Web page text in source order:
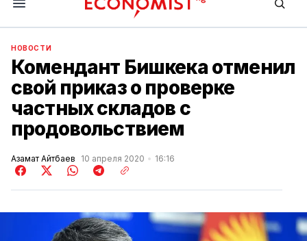
Economist.kg
НОВОСТИ
Комендант Бишкека отменил
свой приказ о проверке
частных складов с
продовольствием
Азамат Айтбаев 10 апреля 2020 16:16